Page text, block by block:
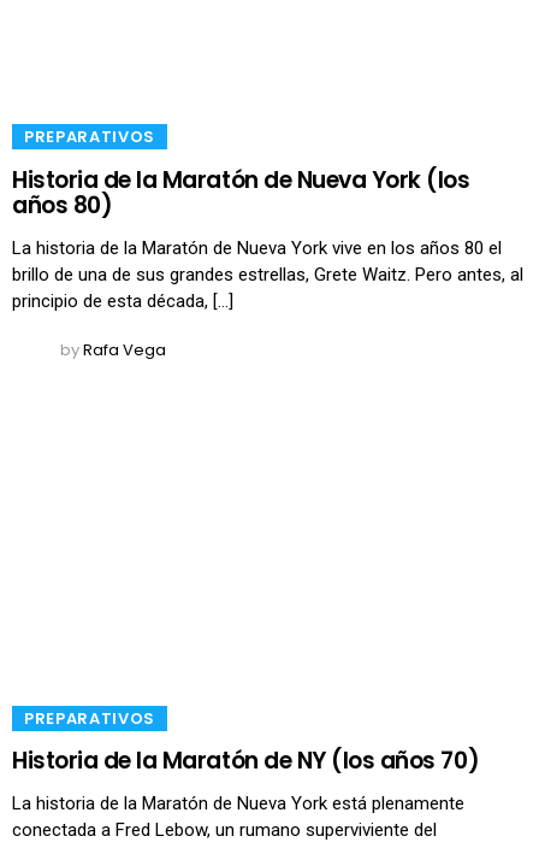
​PREPARATIVOS
Historia de la Maratón de Nueva York (los
años 80)
La historia de la Maratón de Nueva York vive en los años 80 el
brillo de una de sus grandes estrellas, Grete Waitz. Pero antes, al
principio de esta década, […]
byRafa Vega
​PREPARATIVOS
Historia de la Maratón de NY (los años 70)
La historia de la Maratón de Nueva York está plenamente
conectada a Fred Lebow, un rumano superviviente del